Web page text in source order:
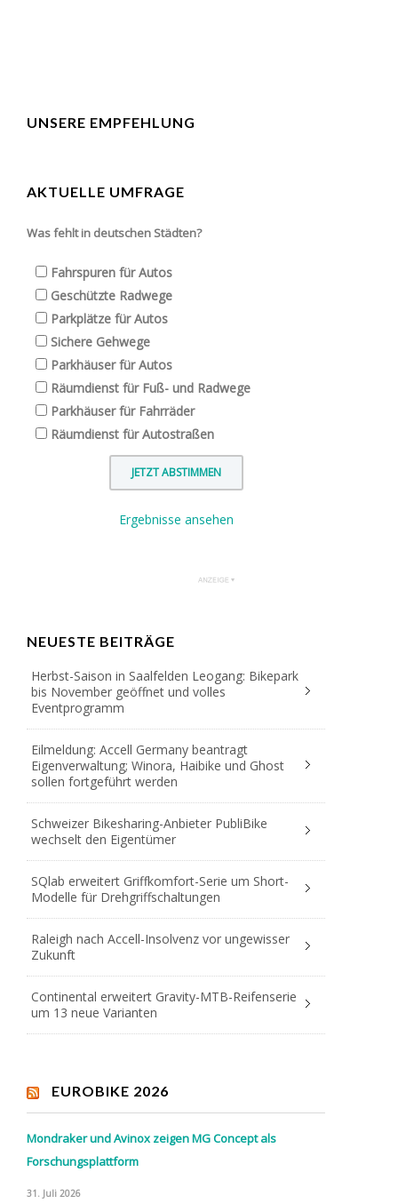
UNSERE EMPFEHLUNG
AKTUELLE UMFRAGE
Was fehlt in deutschen Städten?
Fahrspuren für Autos
Geschützte Radwege
Parkplätze für Autos
Sichere Gehwege
Parkhäuser für Autos
Räumdienst für Fuß- und Radwege
Parkhäuser für Fahrräder
Räumdienst für Autostraßen
Ergebnisse ansehen
NEUESTE BEITRÄGE
Herbst-Saison in Saalfelden Leogang: Bikepark
bis November geöffnet und volles
Eventprogramm
Eilmeldung: Accell Germany beantragt
Eigenverwaltung; Winora, Haibike und Ghost
sollen fortgeführt werden
Schweizer Bikesharing-Anbieter PubliBike
wechselt den Eigentümer
SQlab erweitert Griffkomfort-Serie um Short-
Modelle für Drehgriffschaltungen
Raleigh nach Accell-Insolvenz vor ungewisser
Zukunft
Continental erweitert Gravity-MTB-Reifenserie
um 13 neue Varianten
EUROBIKE 2026
Mondraker und Avinox zeigen MG Concept als
Forschungsplattform
31. Juli 2026